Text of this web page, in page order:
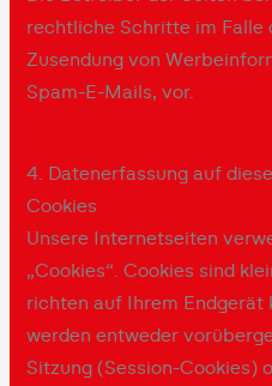
rechtliche Schritte im Falle
Zusendung von
Spam-E-Mails, vor.
4. Datenerfassung auf
Cookies
Unsere Internetseiten
„Cookies“. Cookies sind
richten auf Ihrem Endgerät
werden entweder
Sitzung (Session-Cookies)